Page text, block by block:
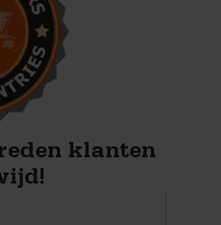
klanten